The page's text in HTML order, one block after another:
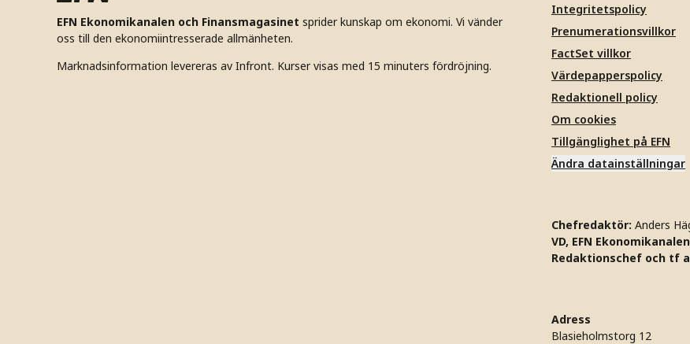
EFN Ekonomikanalen och Finansmagasinet sprider kunskap om ekonomi. Vi vänder
oss till den ekonomiintresserade allmänheten.
Marknadsinformation levereras av Infront. Kurser visas med 15 minuters fördröjning.
Integritetspolicy
Prenumerationsvillkor
FactSet villkor
Värdepapperspolicy
Redaktionell policy
Om cookies
Tillgänglighet på EFN
Ändra datainställningar
Chefredaktör: Anders
VD, EFN
Redaktionschef och tf
Adress
Blasieholmstorg 12